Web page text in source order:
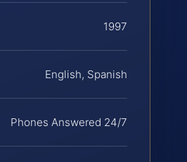
1997
English, Spanish
Phones Answered 24/7